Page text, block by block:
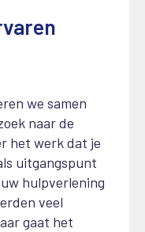
we samen
naar de
het werk dat je
uitgangspunt
hulpverlening
veel
gaat het